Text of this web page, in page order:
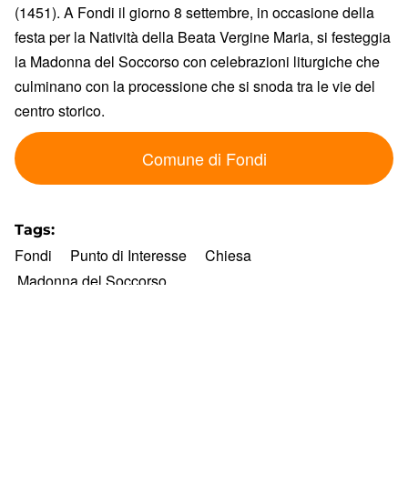
(1451). A Fondi il giorno 8 settembre, in occasione della
festa per la Natività della Beata Vergine Maria, si festeggia
la Madonna del Soccorso con celebrazioni liturgiche che
culminano con la processione che si snoda tra le vie del
centro storico.
Comune di Fondi
Tags
Fondi Punto di Interesse
Chiesa
Madonna del Soccorso